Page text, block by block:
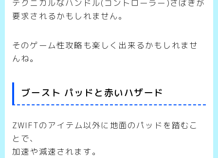
テクニカルなハンドル(コントローラー)さばきが
要求されるかもしれません。
そのゲーム性攻略も楽しく出来るかもしれませ
んね。
ブースト パッドと赤いハザード
ZWIFTのアイテム以外に地面のパッドを踏むこ
とで、
加速や減速されます。